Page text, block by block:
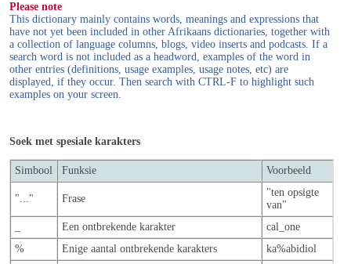
Please note
This dictionary mainly contains words, meanings and expressions that
have not yet been included in other Afrikaans dictionaries, together with
a collection of language columns, blogs, video inserts and podcasts. If a
search word is not included as a headword, examples of the word in
other entries (definitions, usage examples, usage notes, etc) are
displayed, if they occur. Then search with CTRL-F to highlight such
examples on your screen.
Soek met spesiale karakters
Simbool Funksie Voorbeeld
"..." Frase
"ten opsigte
van"
Een ontbrekende karakter
cal_one
%
Enige aantal ontbrekende karakters ka%abidiol